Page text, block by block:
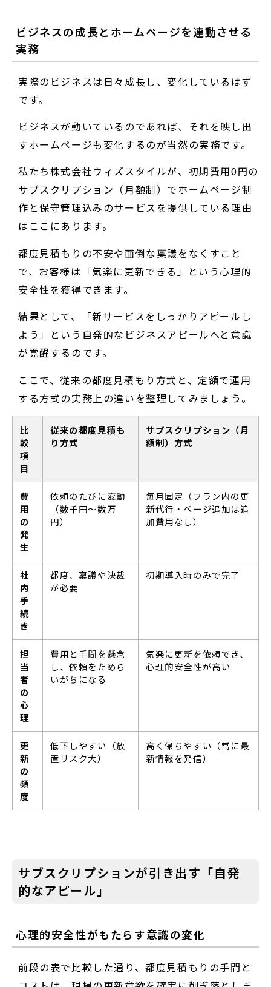
ビジネスの成長とホームページを連動させる
実務
実際のビジネスは日々成長し、変化しているはず
です。
ビジネスが動いているのであれば、それを映し出
すホームページも変化するのが当然の実務です。
私たち株式会社ウィズスタイルが、初期費用0円の
サブスクリプション（月額制）でホームページ制
作と保守管理込みのサービスを提供している理由
はここにあります。
都度見積もりの不安や面倒な稟議をなくすこと
で、お客様は「気楽に更新できる」という心理的
安全性を獲得できます。
結果として、「新サービスをしっかりアピールし
よう」という自発的なビジネスアピールへと意識
が覚醒するのです。
ここで、従来の都度見積もり方式と、定額で運用
する方式の実務上の違いを整理してみましょう。
比
較
項
目
従来の都度見積も
り方式
サブスクリプション（月
額制）方式
費
用
の
発
生
依頼のたびに変動
（数千円〜数万
円）
毎月固定（プラン内の更
新代行・ページ追加は追
加費用なし）
社
内
手
続
き
都度、稟議や決裁
が必要
初期導入時のみで完了
担
当
者
の
心
理
費用と手間を懸念
し、依頼をためら
いがちになる
気楽に更新を依頼でき、
心理的安全性が高い
更
新
の
頻
度
低下しやすい（放
置リスク大）
高く保ちやすい（常に最
新情報を発信）
サブスクリプションが引き出す「自発
的なアピール」
心理的安全性がもたらす意識の変化
前段の表で比較した通り、都度見積もりの手間と